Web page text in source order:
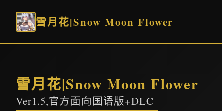
雪月花|Snow Moon Flower
雪月花|Snow Moon Flower
Ver1.5,官方面向国语版+DLC